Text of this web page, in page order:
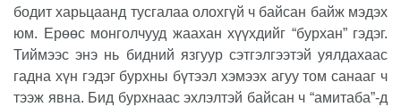
бодит харьцаанд тусгалаа олохгүй ч байсан байж мэдэх
юм. Ерөөс монголчууд жаахан хүүхдийг “бурхан” гэдэг.
Тиймээс энэ нь бидний язгуур сэтгэлгээтэй уялдахаас
гадна хүн гэдэг бурхны бүтээл хэмээх агуу том санааг ч
тээж явна. Бид бурхнаас эхлэлтэй байсан ч “амитаба”-д